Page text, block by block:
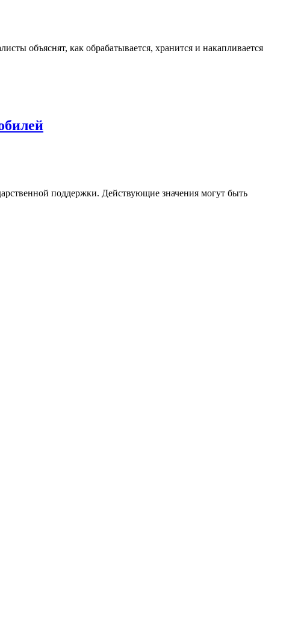
объяснят, как обрабатывается, хранится и накапливается
поддержки. Действующие значения могут быть